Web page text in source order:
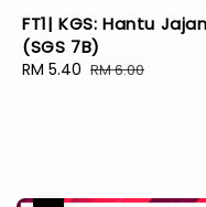
FT1| KGS: Hantu Jajan
(SGS 7B)
Sale
RM 5.40 Regular
RM 6.00